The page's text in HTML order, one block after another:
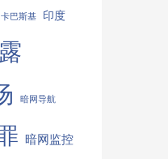
卡巴斯基 印度
暗网导航
暗网监控